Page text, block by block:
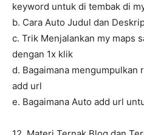
keyword untuk di tembak di
b. Cara Auto Judul dan
c. Trik Menjalankan my maps
dengan 1x klik
d. Bagaimana mengumpulkan
add url
e. Bagaimana Auto add url